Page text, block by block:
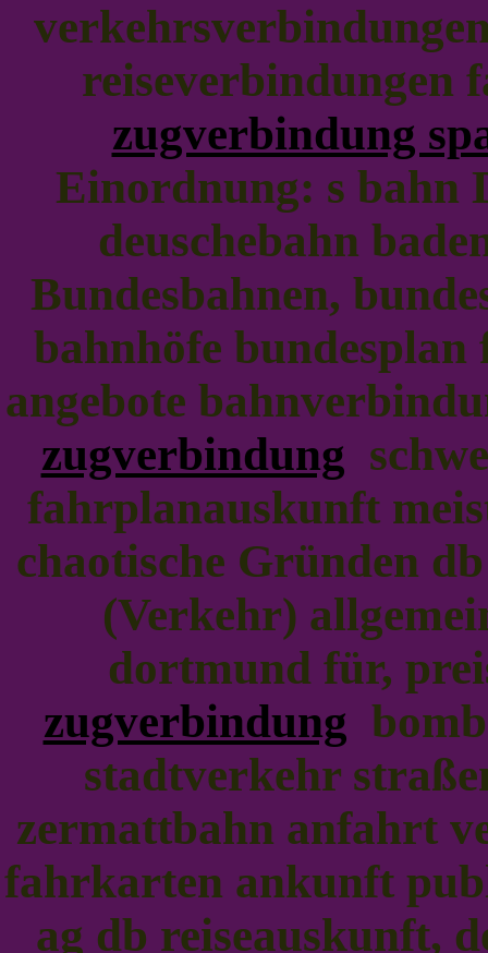
reiseverbindungen
zugverbindung
Einordnung: s bahn
deuschebahn
Bundesbahnen,
bahnhöfe
angebote
zugverbindung
fahrplanauskunft
chaotische Gründen
(Verkehr)
dortmund für,
zugverbindung
stadtverkehr
zermattbahn anfahrt
fahrkarten ankunft
ag db reiseauskunft,